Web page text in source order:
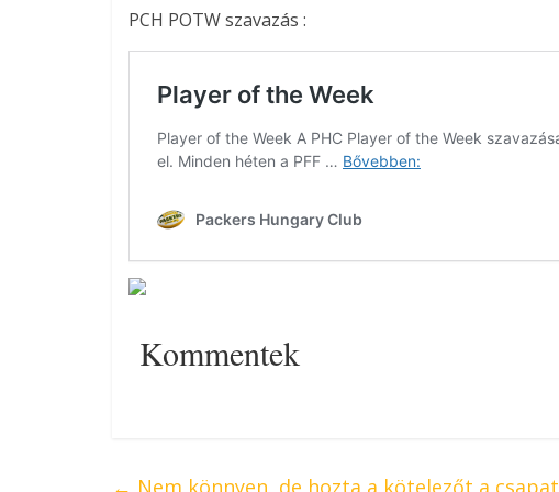
PCH POTW szavazás :
Kommentek
← Nem könnyen, de hozta a kötelezőt a csapat